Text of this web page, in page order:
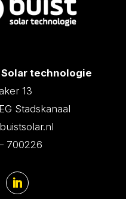
technologie
13
Stadskanaal
700226